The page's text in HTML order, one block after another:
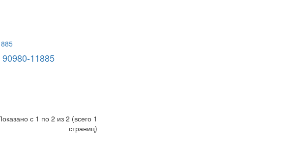
11885
с 1 по 2 из 2 (всего 1
страниц)